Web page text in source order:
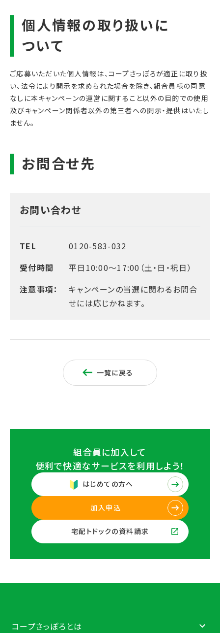
ご応募いただいた個人情報は、コープさっぽろが適正に取り扱
い、法令により開示を求められた場合を除き、組合員様の同意
なしに本キャンペーンの運営に関すること以外の目的での使用
及びキャンペーン関係者以外の第三者への開示・提供はいたし
ません。
お問い合わせ
TEL
0120-583-032
受付時間
平日10:00～17:00（土・日・祝日）
注意事項：
キャンペーンの当選に関わるお問合
せには応じかねます。
一覧に戻る
組合員に加入して
便利で快適なサービスを利用しよう！
はじめての方へ
加入申込
宅配トドックの資料請求
コープさっぽろとは